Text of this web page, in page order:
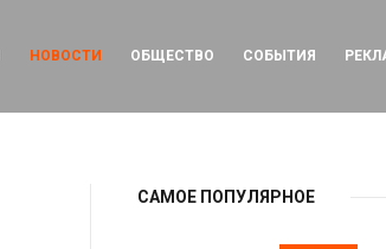
НОВОСТИ ОБЩЕСТВО СОБЫТИЯ
САМОЕ ПОПУЛЯРНОЕ